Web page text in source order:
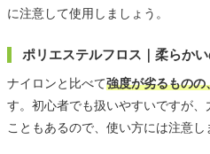
に注意して使用しましょう。
ポリエステルフロス｜柔らか
ナイロンと比べて強度が劣るものの
す。初心者でも扱いやすいですが
こともあるので、使い方には注意し